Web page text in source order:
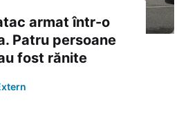
armat într-o
Patru persoane
fost rănite